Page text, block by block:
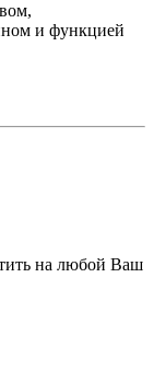
и функцией
на любой Ваш